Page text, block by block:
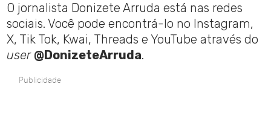
O jornalista Donizete Arruda está nas redes
sociais. Você pode encontrá-lo no Instagram,
X, Tik Tok, Kwai, Threads e YouTube através do
user @DonizeteArruda.
Publicidade